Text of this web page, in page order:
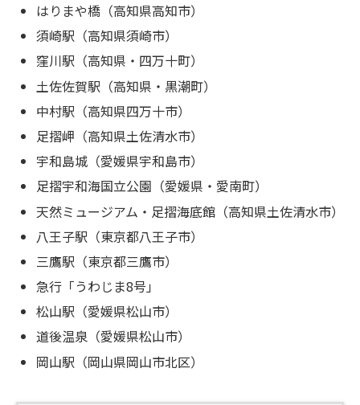
はりまや橋（高知県高知市）
須崎駅（高知県須崎市）
窪川駅（高知県・四万十町）
土佐佐賀駅（高知県・黒潮町）
中村駅（高知県四万十市）
足摺岬（高知県土佐清水市）
宇和島城（愛媛県宇和島市）
足摺宇和海国立公園（愛媛県・愛南町）
天然ミュージアム・足摺海底館（高知県土佐清水市）
八王子駅（東京都八王子市）
三鷹駅（東京都三鷹市）
急行「うわじま8号」
松山駅（愛媛県松山市）
道後温泉（愛媛県松山市）
岡山駅（岡山県岡山市北区）